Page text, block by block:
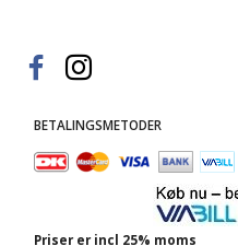
BETALINGSMETODER
Priser er incl 25% moms